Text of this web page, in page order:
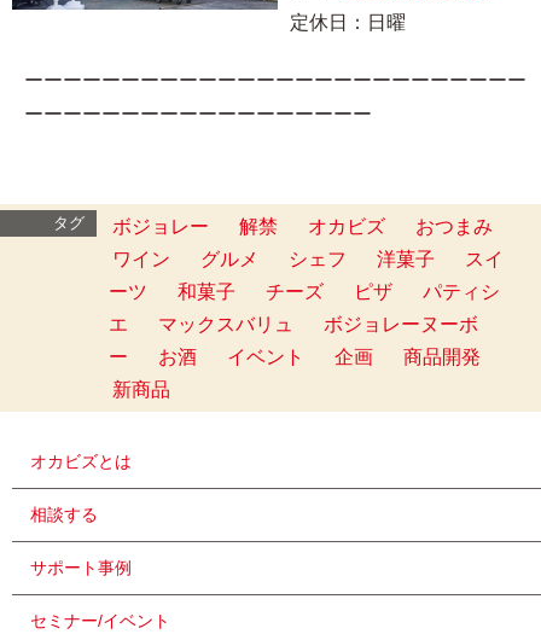
定休日：日曜
ーーーーーーーーーーーーーーーーーーーーーーーーーー
ーーーーーーーーーーーーーーーーーー
タグ ボジョレー 解禁 オカビズ
おつまみ
ワイン
グルメ シェフ 洋菓子
スイ
ーツ
和菓子 チーズ ピザ
パティシ
エ
マックスバリュ
ボジョレーヌーボ
ー
お酒 イベント 企画
商品開発
新商品
オカビズとは
相談する
サポート事例
セミナー/イベント